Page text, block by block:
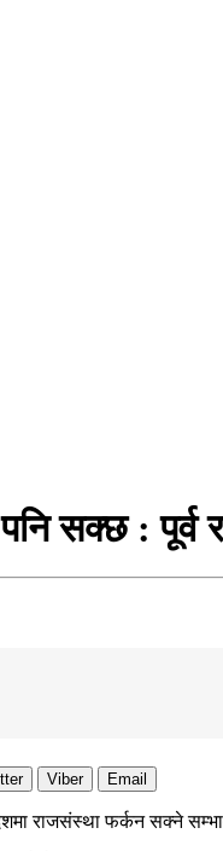
सक्छ : पूर्व
Viber Email
देशमा राजसंस्था फर्कन सक्ने